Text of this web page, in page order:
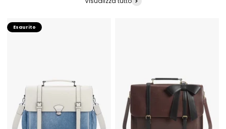
Esaurito